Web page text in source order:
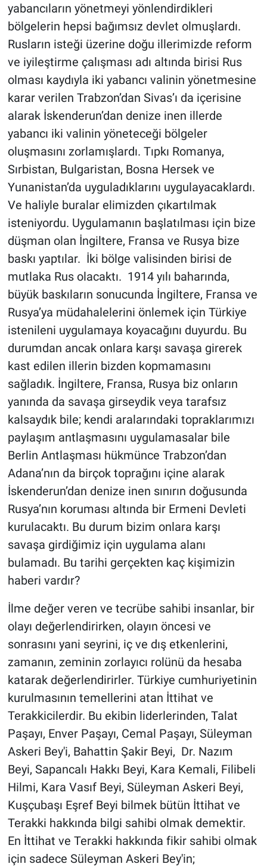
yabancıların yönetmeyi yönlendirdikleri
bölgelerin hepsi bağımsız devlet olmuşlardı.
Rusların isteği üzerine doğu illerimizde reform
ve iyileştirme çalışması adı altında birisi Rus
olması kaydıyla iki yabancı valinin yönetmesine
karar verilen Trabzon’dan Sivas’ı da içerisine
alarak İskenderun’dan denize inen illerde
yabancı iki valinin yöneteceği bölgeler
oluşmasını zorlamışlardı. Tıpkı Romanya,
Sırbistan, Bulgaristan, Bosna Hersek ve
Yunanistan’da uyguladıklarını uygulayacaklardı.
Ve haliyle buralar elimizden çıkartılmak
isteniyordu. Uygulamanın başlatılması için bize
düşman olan İngiltere, Fransa ve Rusya bize
baskı yaptılar. İki bölge valisinden birisi de
mutlaka Rus olacaktı. 1914 yılı baharında,
büyük baskıların sonucunda İngiltere, Fransa ve
Rusya’ya müdahalelerini önlemek için Türkiye
istenileni uygulamaya koyacağını duyurdu. Bu
durumdan ancak onlara karşı savaşa girerek
kast edilen illerin bizden kopmamasını
sağladık. İngiltere, Fransa, Rusya biz onların
yanında da savaşa girseydik veya tarafsız
kalsaydık bile; kendi aralarındaki topraklarımızı
paylaşım antlaşmasını uygulamasalar bile
Berlin Antlaşması hükmünce Trabzon’dan
Adana’nın da birçok toprağını içine alarak
İskenderun’dan denize inen sınırın doğusunda
Rusya’nın koruması altında bir Ermeni Devleti
kurulacaktı. Bu durum bizim onlara karşı
savaşa girdiğimiz için uygulama alanı
bulamadı. Bu tarihi gerçekten kaç kişimizin
haberi vardır?
İlme değer veren ve tecrübe sahibi insanlar, bir
olayı değerlendirirken, olayın öncesi ve
sonrasını yani seyrini, iç ve dış etkenlerini,
zamanın, zeminin zorlayıcı rolünü da hesaba
katarak değerlendirirler. Türkiye cumhuriyetinin
kurulmasının temellerini atan İttihat ve
Terakkicilerdir. Bu ekibin liderlerinden, Talat
Paşayı, Enver Paşayı, Cemal Paşayı, Süleyman
Askeri Bey'i, Bahattin Şakir Beyi, Dr. Nazım
Beyi, Sapancalı Hakkı Beyi, Kara Kemali, Filibeli
Hilmi, Kara Vasıf Beyi, Süleyman Askeri Beyi,
Kuşçubaşı Eşref Beyi bilmek bütün İttihat ve
Terakki hakkında bilgi sahibi olmak demektir.
En İttihat ve Terakki hakkında fikir sahibi olmak
için sadece Süleyman Askeri Bey'in;